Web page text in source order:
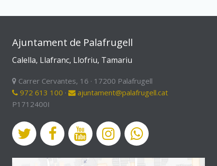
Ajuntament de Palafrugell
Calella, Llafranc, Llofriu, Tamariu
Carrer Cervantes, 16 · 17200 Palafrugell
972 613 100 ·
ajuntament@palafrugell.cat
P1712400I